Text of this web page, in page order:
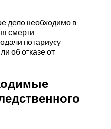
дело необходимо в
смерти
нотариусу
об отказе от